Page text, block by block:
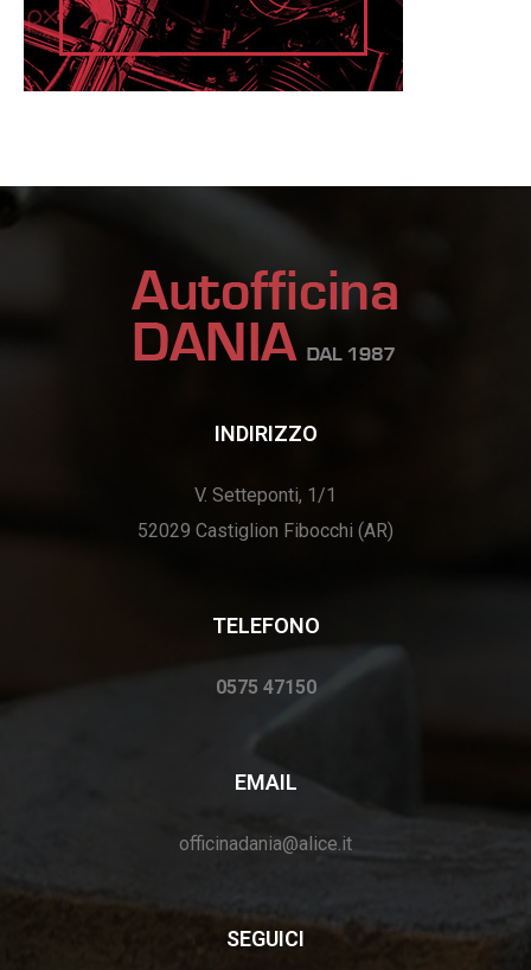
INDIRIZZO
V. Setteponti, 1/1
52029 Castiglion Fibocchi (AR)
TELEFONO
0575 47150
EMAIL
officinadania@alice.it
SEGUICI